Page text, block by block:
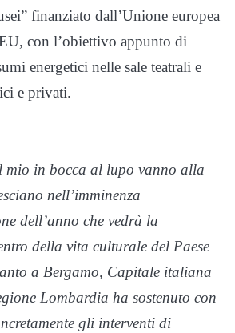
finanziato dall’Unione europea
con l’obiettivo appunto di
energetici nelle sale teatrali e
e privati.
mio in bocca al lupo vanno alla
nell’imminenza
dell’anno che vedrà la
della vita culturale del Paese
a Bergamo, Capitale italiana
Lombardia ha sostenuto con
gli interventi di